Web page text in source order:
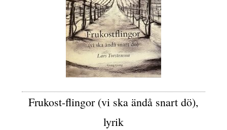
Frukost-flingor (vi ska ändå snart dö),
lyrik